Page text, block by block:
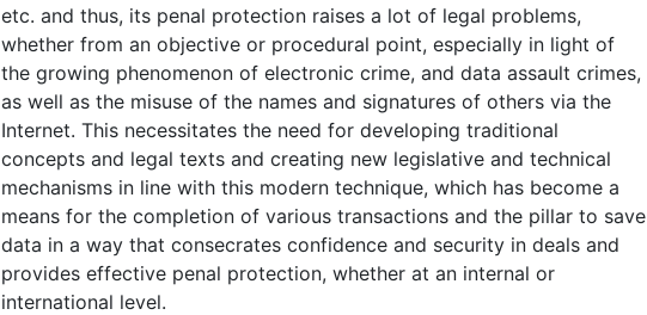
etc. and thus, its penal protection raises a lot of legal problems,
whether from an objective or procedural point, especially in light of
the growing phenomenon of electronic crime, and data assault crimes,
as well as the misuse of the names and signatures of others via the
Internet. This necessitates the need for developing traditional
concepts and legal texts and creating new legislative and technical
mechanisms in line with this modern technique, which has become a
means for the completion of various transactions and the pillar to save
data in a way that consecrates confidence and security in deals and
provides effective penal protection, whether at an internal or
international level.